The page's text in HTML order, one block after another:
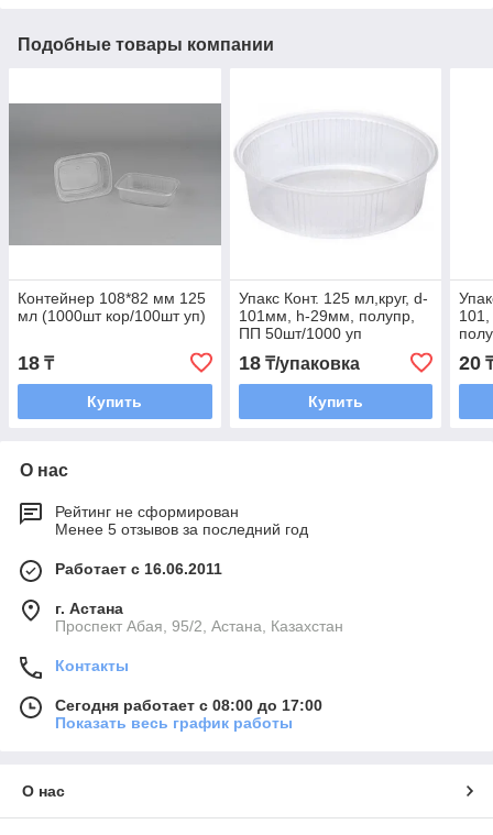
Подобные товары компании
Контейнер 108*82 мм 125
мл (1000шт кор/100шт уп)
18 ₸
Купить
Упакс Конт. 125 мл,круг, d-
101мм, h-29мм, полупр,
ПП 50шт/1000 уп
18₸/упаковка
Купить
шт
20
О нас
Рейтинг не сформирован
Менее 5 отзывов за последний год
Работает с 16.06.2011
г. Астана
​Проспект Абая, 95/2, Астана, Казахстан
Контакты
Сегодня работает с 08:00 до 17:00
Показать весь график работы
О нас